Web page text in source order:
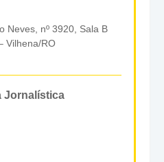
Neves, nº 3920, Sala B
Vilhena/RO
Jornalística